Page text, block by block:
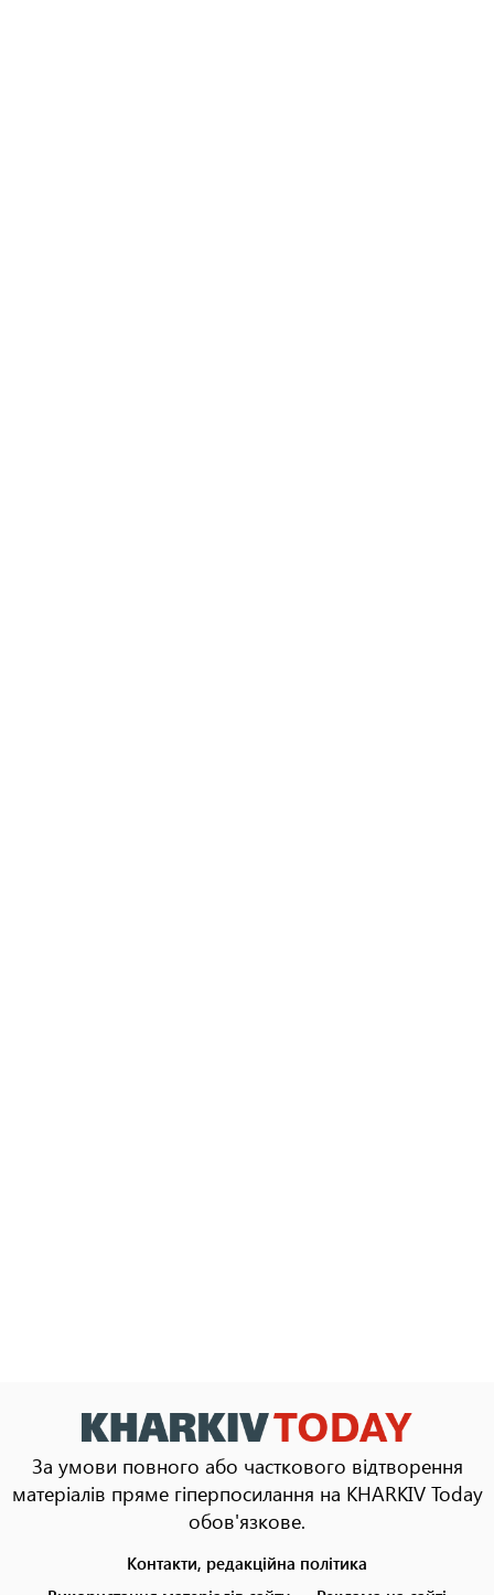
За умови повного або часткового відтворення
матеріалів пряме гіперпосилання на KHARKIV Today
обов'язкове.
Контакти, редакційна політика